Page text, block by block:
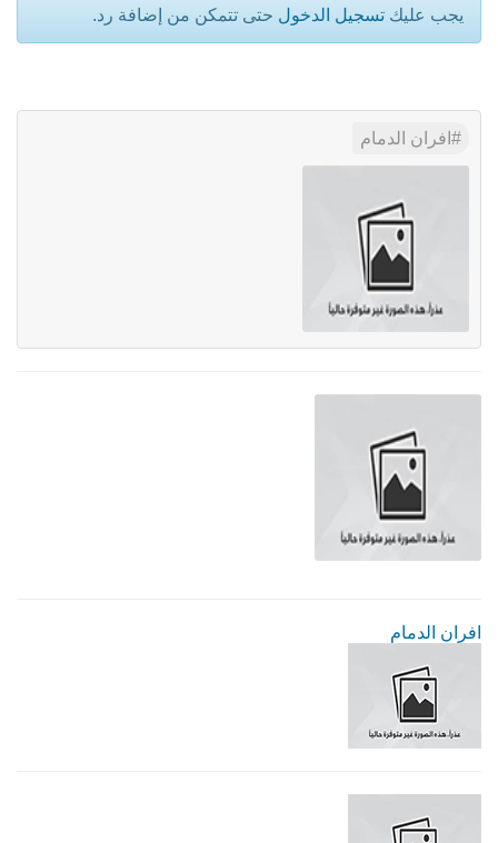
يجب عليك تسجيل الدخول حتى تتمكن من إضافة رد.
افران الدمام
افران الدمام